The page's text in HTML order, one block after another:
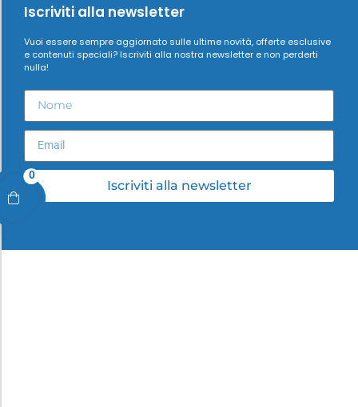
0
Iscriviti alla newsletter
Vuoi essere sempre aggiornato sulle ultime novità, offerte esclusive
e contenuti speciali? Iscriviti alla nostra newsletter e non perderti
nulla!
Iscriviti alla newsletter